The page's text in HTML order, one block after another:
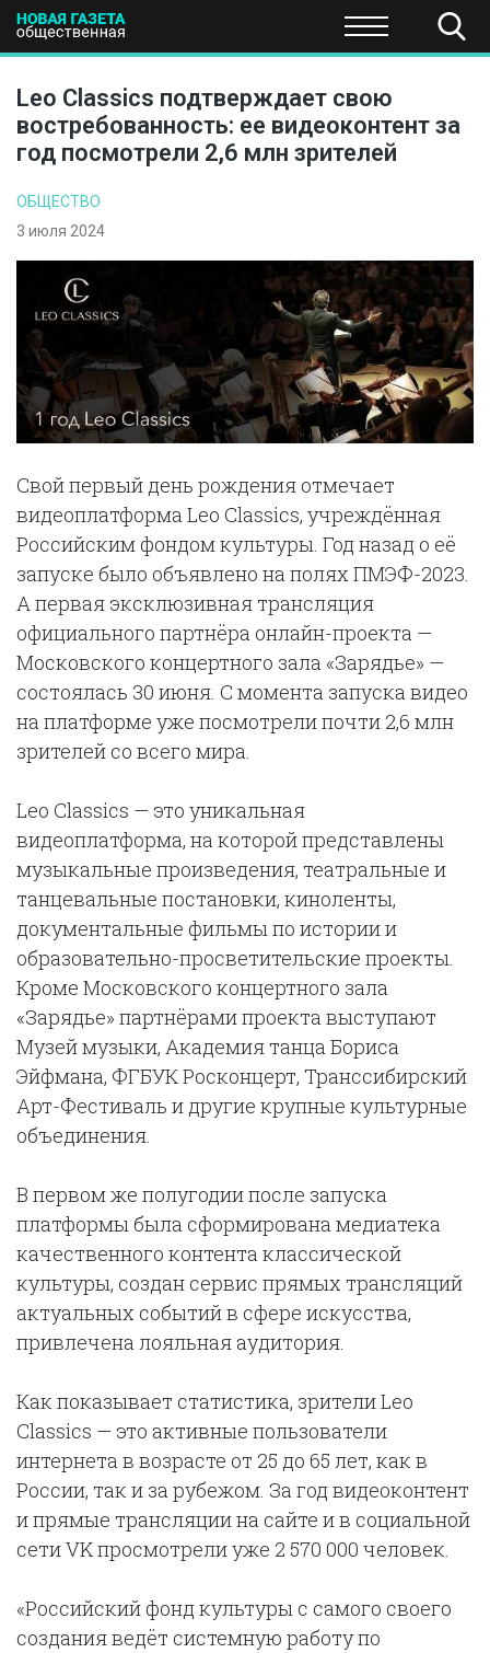
ПОЛИТИКА ЭКОНОМИКА НАУКА И
Leo Classics подтверждает свою
востребованность: ее видеоконтент за
год посмотрели 2,6 млн зрителей
ОБЩЕСТВО
3 июля 2024
Свой первый день рождения отмечает
видеоплатформа Leo Classics, учреждённая
Российским фондом культуры. Год назад о её
запуске было объявлено на полях ПМЭФ-2023.
А первая эксклюзивная трансляция
официального партнёра онлайн-проекта —
Московского концертного зала «Зарядье» —
состоялась 30 июня. С момента запуска видео
на платформе уже посмотрели почти 2,6 млн
зрителей со всего мира.
Leo Classics — это уникальная
видеоплатформа, на которой представлены
музыкальные произведения, театральные и
танцевальные постановки, киноленты,
документальные фильмы по истории и
образовательно-просветительские проекты.
Кроме Московского концертного зала
«Зарядье» партнёрами проекта выступают
Музей музыки, Академия танца Бориса
Эйфмана, ФГБУК Росконцерт, Транссибирский
Арт-Фестиваль и другие крупные культурные
объединения.
В первом же полугодии после запуска
платформы была сформирована медиатека
качественного контента классической
культуры, создан сервис прямых трансляций
актуальных событий в сфере искусства,
привлечена лояльная аудитория.
Как показывает статистика, зрители Leo
Classics — это активные пользователи
интернета в возрасте от 25 до 65 лет, как в
России, так и за рубежом. За год видеоконтент
и прямые трансляции на сайте и в социальной
сети VK просмотрели уже 2 570 000 человек.
«Российский фонд культуры с самого своего
создания ведёт системную работу по